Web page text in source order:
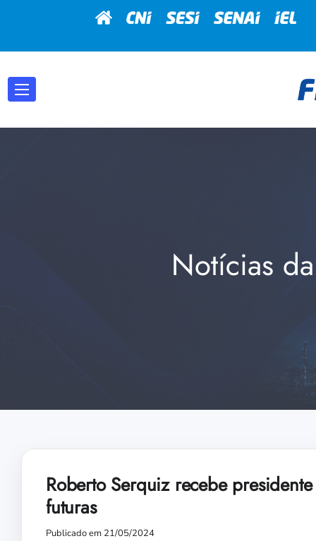
Notícias
Roberto Serquiz recebe
futuras
Publicado em 21/05/2024